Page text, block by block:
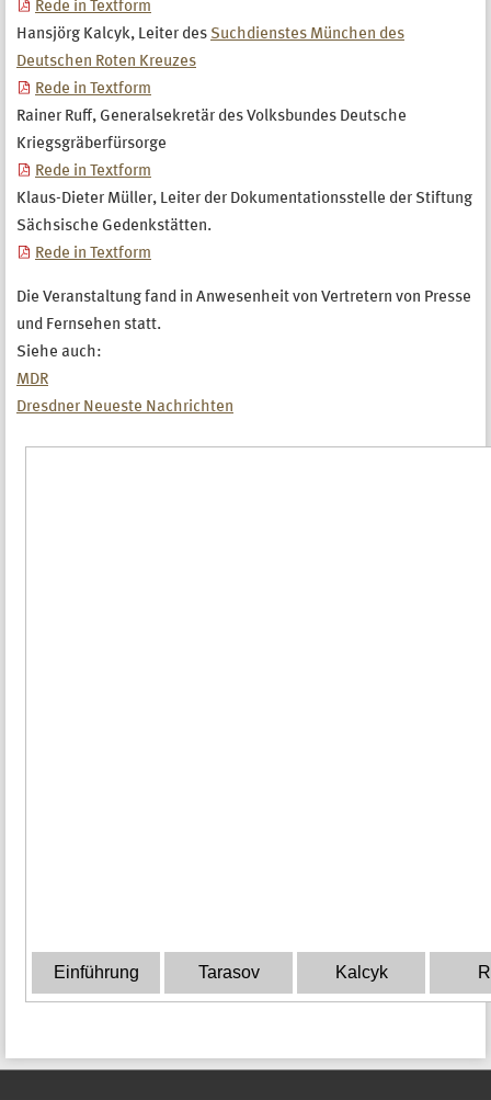
Rede in Textform
Hansjörg Kalcyk, Leiter des Suchdienstes München des
Deutschen Roten Kreuzes
Rede in Textform
Rainer Ruff, Generalsekretär des Volksbundes Deutsche
Kriegsgräberfürsorge
Rede in Textform
Klaus-Dieter Müller, Leiter der Dokumentationsstelle der Stiftung
Sächsische Gedenkstätten.
Rede in Textform
Die Veranstaltung fand in Anwesenheit von Vertretern von Presse
und Fernsehen statt.
Siehe auch:
MDR
Dresdner Neueste Nachrichten